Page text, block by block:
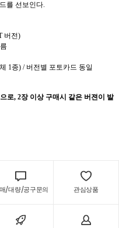
를 선보인다.
버전)
1종) / 버전별 포토카드 동일
로, 2장 이상 구매시 같은 버젼이 발
/대량/공구문의 관심상품